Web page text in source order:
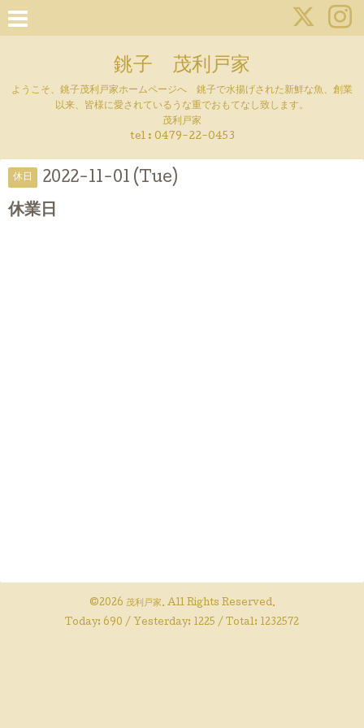
銚子 茂利戸家
ようこそ、銚子茂利戸家ホームページへ 銚子で水揚げされた新鮮な魚、創業
以来、皆様に愛されているうな重でおもてなし致します。
茂利戸家
tel : 0479-22-0453
休日 2022-11-01 (Tue)
休業日
©2026 茂利戸家. All Rights Reserved.
Today: 690 / Yesterday: 1225 / Total: 1232572